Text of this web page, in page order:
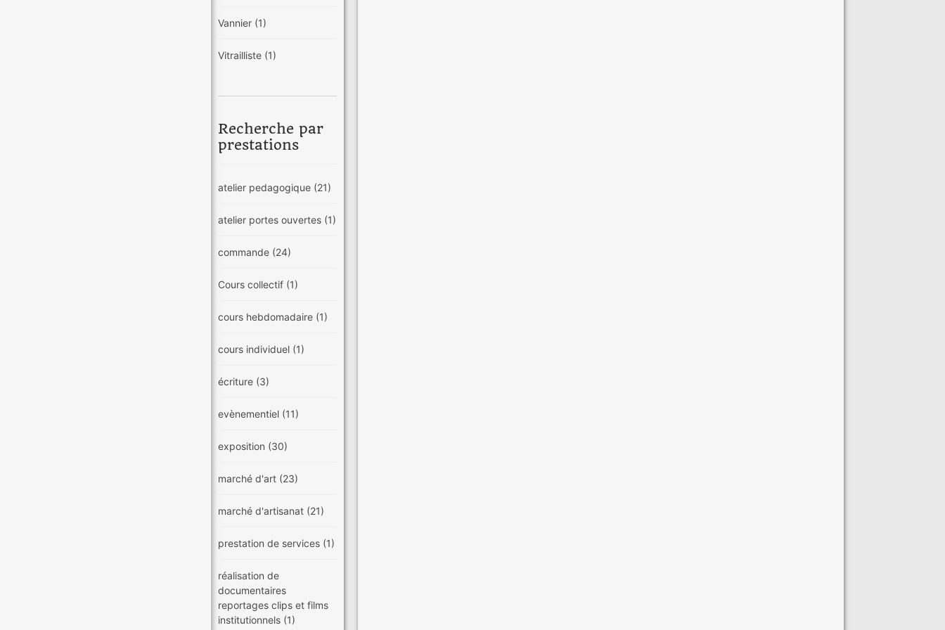
Vannier (1)
Vitrailliste (1)
Recherche par
prestations
atelier pedagogique (21)
atelier portes ouvertes (1)
commande (24)
Cours collectif (1)
cours hebdomadaire (1)
cours individuel (1)
écriture (3)
evènementiel (11)
exposition (30)
marché d'art (23)
marché d'artisanat (21)
prestation de services (1)
réalisation de
documentaires
reportages clips et films
institutionnels (1)